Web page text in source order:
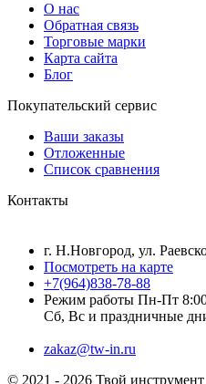
О нас
Обратная связь
Торговые марки
Карта сайта
Блог
Покупательский сервис
Ваши заказы
Отложенные
Список сравнения
Контакты
г. Н.Новгород, ул.
Посмотреть на карте
+7(964)838-78-88
Режим работы Пн-Пт
Сб, Вс и праздничные
zakaz@tw-in.ru
© 2021 - 2026 Твой инструмент